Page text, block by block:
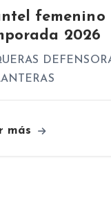
femenino
2026
más